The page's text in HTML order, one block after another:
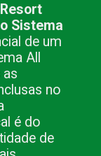
Sistema
de um
All
as
no
é do
de